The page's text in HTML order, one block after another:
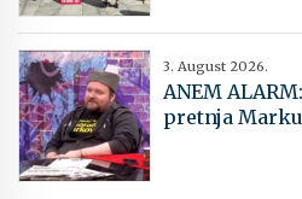
3. August 2026.
ANEM
pretnja